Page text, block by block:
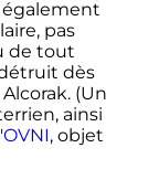
pas
de tout
dès
(Un
ainsi
OVNI, objet